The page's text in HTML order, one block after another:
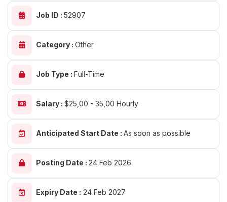
Job ID : 52907
Category : Other
Job Type : Full-Time
Salary : $25,00 - 35,00 Hourly
Anticipated Start Date : As soon as possible
Posting Date : 24 Feb 2026
Expiry Date : 24 Feb 2027